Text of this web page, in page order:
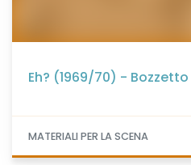
Eh? (1969/70) - Bozzetto
MATERIALI PER LA SCENA